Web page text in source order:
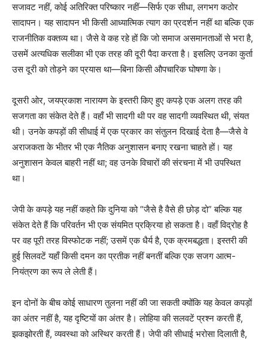
सजावट नहीं, कोई अतिरिक्त परिष्कार नहीं—सिर्फ एक सीधा, लगभग कठोर
सादापन। यह सादापन भी किसी आध्यात्मिक त्याग का प्रदर्शन नहीं था बल्कि एक
राजनीतिक वक्तव्य था। जैसे वे कह रहे हों कि जो समाज असमानताओं से भरा है,
उसमें अत्यधिक सलीका भी एक तरह की दूरी पैदा करता है। इसलिए उनका कुर्ता
उस दूरी को तोड़ने का प्रयास था—बिना किसी औपचारिक घोषणा के।
दूसरी ओर, जयप्रकाश नारायण के इस्तरी किए हुए कपड़े एक अलग तरह की
सजगता का संकेत देते हैं। वहाँ भी सादगी थी पर वह सादगी व्यवस्थित थी, संयत
थी। उनके कपड़ों की सीधाई में एक प्रकार का संतुलन दिखाई देता है—जैसे वे
अराजकता के भीतर भी एक नैतिक अनुशासन बनाए रखना चाहते हों। यह
अनुशासन केवल बाहरी नहीं था; वह उनके विचारों की संरचना में भी उपस्थित
था।
जेपी के कपड़े यह नहीं कहते कि दुनिया को “जैसे है वैसे ही छोड़ दो” बल्कि यह
संकेत देते हैं कि परिवर्तन भी एक संयमित प्रक्रिया हो सकता है। वहाँ विद्रोह है
पर वह पूरी तरह विस्फोटक नहीं; उसमें एक धैर्य है, एक क्रमबद्धता। इस्तरी की
हुई सिलवटें यहाँ किसी दमन का प्रतीक नहीं बनतीं बल्कि एक सजग आत्म-
नियंत्रण का रूप ले लेती हैं।
इन दोनों के बीच कोई साधारण तुलना नहीं की जा सकती क्योंकि यह केवल कपड़ों
का अंतर नहीं है, यह दृष्टियों का अंतर है। लोहिया की सलवटें प्रश्न करती हैं,
झकझोरती हैं, व्यवस्था को अस्थिर करती हैं। जेपी की सीधाई भरोसा दिलाती है,